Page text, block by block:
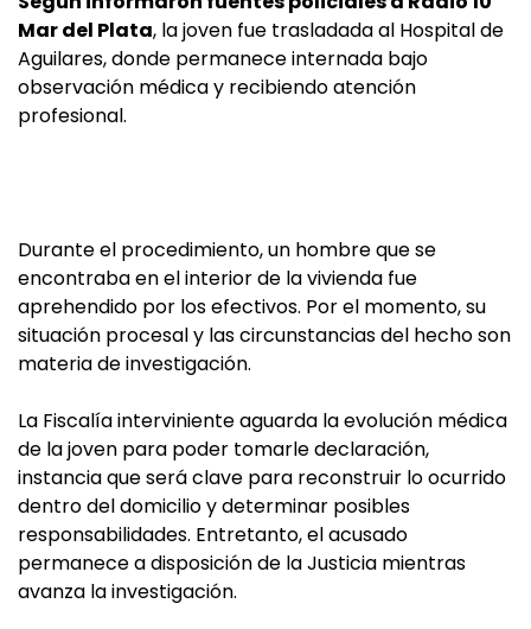
Mar del Plata, la joven fue trasladada al Hospital de
Aguilares, donde permanece internada bajo
observación médica y recibiendo atención
profesional.
Durante el procedimiento, un hombre que se
encontraba en el interior de la vivienda fue
aprehendido por los efectivos. Por el momento, su
situación procesal y las circunstancias del hecho son
materia de investigación.
La Fiscalía interviniente aguarda la evolución médica
de la joven para poder tomarle declaración,
instancia que será clave para reconstruir lo ocurrido
dentro del domicilio y determinar posibles
responsabilidades. Entretanto, el acusado
permanece a disposición de la Justicia mientras
avanza la investigación.